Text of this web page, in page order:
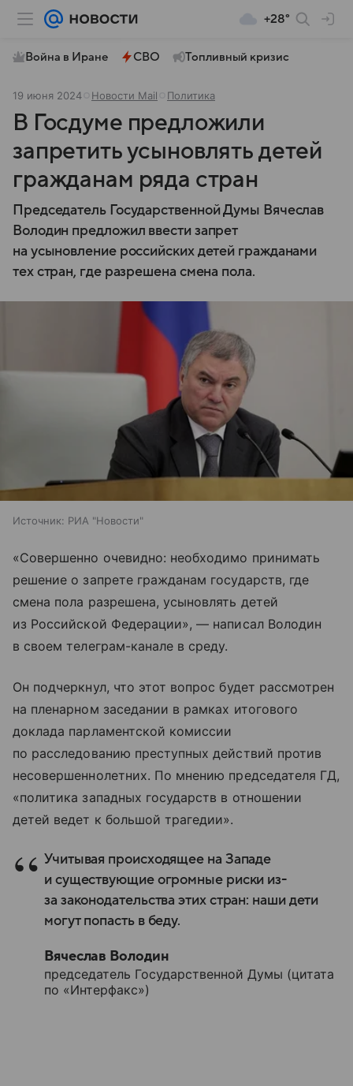
+28°
Война в Иране СВО Топливный кризис
19 июня 2024 Новости Mail Политика
В Госдуме предложили
запретить усыновлять детей
гражданам ряда стран
Председатель Государственной Думы Вячеслав
Володин предложил ввести запрет
на усыновление российских детей гражданами
тех стран, где разрешена смена пола.
Источник: РИА "Новости"
«Совершенно очевидно: необходимо принимать
решение о запрете гражданам государств, где
смена пола разрешена, усыновлять детей
из Российской Федерации», — написал Володин
в своем телеграм-канале в среду.
Он подчеркнул, что этот вопрос будет рассмотрен
на пленарном заседании в рамках итогового
доклада парламентской комиссии
по расследованию преступных действий против
несовершеннолетних. По мнению председателя ГД,
«политика западных государств в отношении
детей ведет к большой трагедии».
Учитывая происходящее на Западе
и существующие огромные риски из-
за законодательства этих стран: наши дети
могут попасть в беду.
Вячеслав Володин
председатель Государственной Думы (цитата
по «Интерфакс»)